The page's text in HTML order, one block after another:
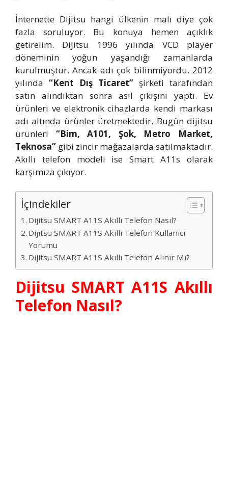
İnternette Dijitsu hangi ülkenin malı diye çok
fazla soruluyor. Bu konuya hemen açıklık
getirelim. Dijitsu 1996 yılında VCD player
döneminin yoğun yaşandığı zamanlarda
kurulmuştur. Ancak adı çok bilinmiyordu. 2012
yılında “Kent Dış Ticaret” şirketi tarafından
satın alındıktan sonra asıl çıkışını yaptı. Ev
ürünleri ve elektronik cihazlarda kendi markası
adı altında ürünler üretmektedir. Bugün dijitsu
ürünleri “Bim, A101, Şok, Metro Market,
Teknosa” gibi zincir mağazalarda satılmaktadır.
Akıllı telefon modeli ise Smart A11s olarak
karşımıza çıkıyor.
İçindekiler
Dijitsu SMART A11S Akıllı Telefon Nasıl?
Dijitsu SMART A11S Akıllı Telefon Kullanıcı
Yorumu
Dijitsu SMART A11S Akıllı Telefon Alınır Mı?
Dijitsu SMART A11S Akıllı
Telefon Nasıl?